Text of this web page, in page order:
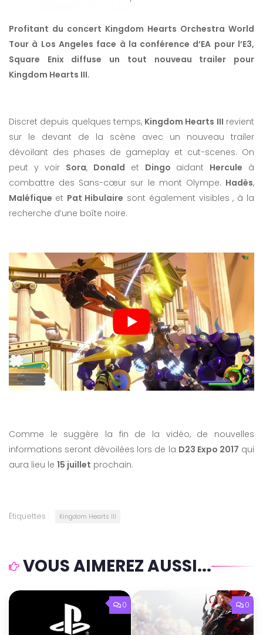
Profitant du concert Kingdom Hearts Orchestra World
Tour à Los Angeles face à la conférence d’EA pour l’E3,
Square Enix diffuse un tout nouveau trailer pour
Kingdom Hearts III.
Discret depuis quelques temps, Kingdom Hearts III revient
sur le devant de la scène avec un nouveau trailer
dévoilant des phases de gameplay et cut-scenes. On
peut y voir Sora, Donald et Dingo aidant Hercule à
combattre des Sans-cœur sur le mont Olympe. Hadès,
Maléfique et Pat Hibulaire sont également visibles , à la
recherche d’une boîte noire.
Comme le suggère la fin de la vidéo, de nouvelles
informations seront dévoilées lors de la D23 Expo 2017 qui
aura lieu le 15 juillet prochain.
Étiquettes : Kingdom Hearts III
VOUS AIMEREZ AUSSI...
0 0